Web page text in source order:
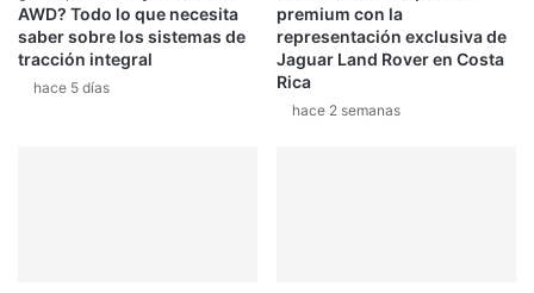
AWD? Todo lo que necesita
saber sobre los sistemas de
tracción integral
hace 5 días
premium con la
representación exclusiva de
Jaguar Land Rover en Costa
Rica
hace 2 semanas